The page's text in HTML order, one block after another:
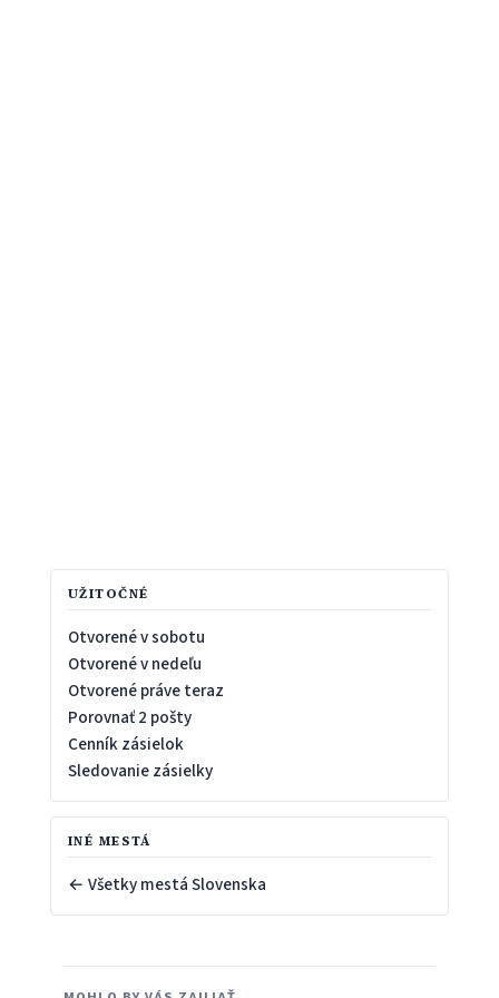
UŽITOČNÉ
Otvorené v sobotu
Otvorené v nedeľu
Otvorené práve teraz
Porovnať 2 pošty
Cenník zásielok
Sledovanie zásielky
INÉ MESTÁ
← Všetky mestá Slovenska